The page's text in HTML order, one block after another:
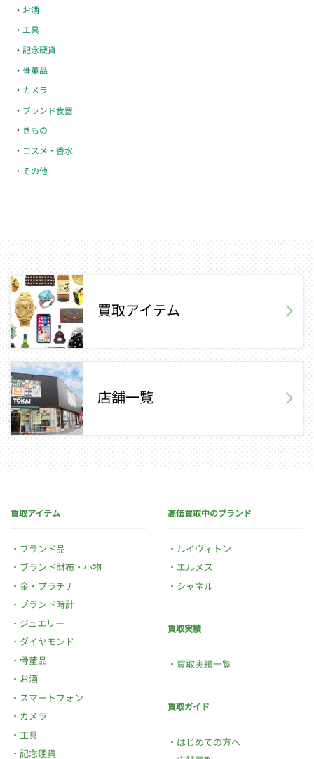
お酒
工具
記念硬貨
骨董品
カメラ
ブランド食器
きもの
コスメ・香水
その他
買取アイテム
店舗一覧
買取アイテム
ブランド品
ブランド財布・小物
金・プラチナ
ブランド時計
ジュエリー
ダイヤモンド
骨董品
お酒
スマートフォン
カメラ
工具
記念硬貨
高価買取中のブランド
ルイヴィトン
エルメス
シャネル
買取実績
買取実績一覧
買取ガイド
はじめての方へ